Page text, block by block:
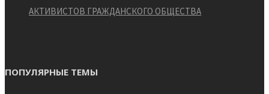
АКТИВИСТОВ ГРАЖДАНСКОГО ОБЩЕСТВА
ПОПУЛЯРНЫЕ ТЕМЫ